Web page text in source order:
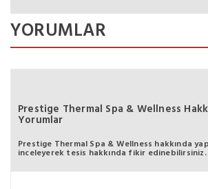
YORUMLAR
Prestige Thermal Spa & Wellness
Yorumlar
Prestige Thermal Spa & Wellness hakkında
inceleyerek tesis hakkında fikir edinebilirsiniz.